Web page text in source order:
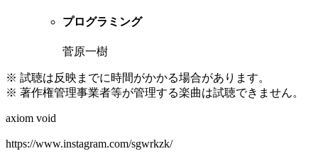
プログラミング
菅原一樹
※ 試聴は反映までに時間がかかる場合があります。
※ 著作権管理事業者等が管理する楽曲は試聴できません。
axiom void
https://www.instagram.com/sgwrkzk/